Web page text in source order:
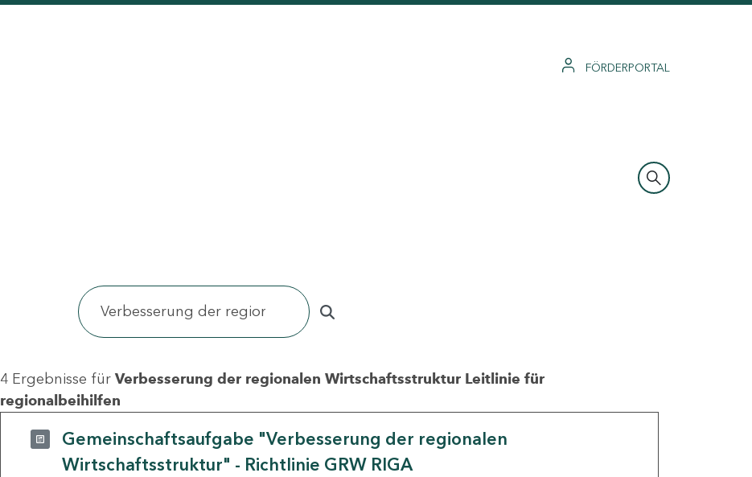
FÖRDERPORTAL
4 Ergebnisse für Verbesserung der regionalen Wirtschaftsstruktur Leitlinie für
regionalbeihilfen
Gemeinschaftsaufgabe "Verbesserung der regionalen
Wirtschaftsstruktur" - Richtlinie GRW RIGA